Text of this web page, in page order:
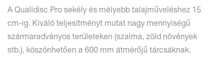
A Qualidisc Pro sekély és mélyebb talajműveléshez 15
cm-ig. Kiváló teljesítményt mutat nagy mennyiségű
szármaradványos területeken (szalma, zöld növények
stb.), köszönhetően a 600 mm átmérőjű tárcsáknak.